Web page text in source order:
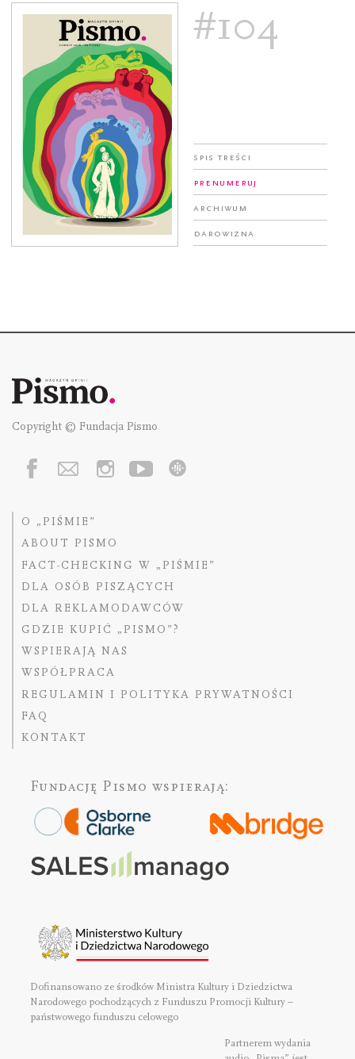
#104
Spis treści
Prenumeruj
Archiwum
Darowizna
Copyright © Fundacja Pismo
O „PIŚMIE”
ABOUT PISMO
FACT-CHECKING W „PIŚMIE”
DLA OSÓB PISZĄCYCH
DLA REKLAMODAWCÓW
GDZIE KUPIĆ „PISMO”?
WSPIERAJĄ NAS
WSPÓŁPRACA
REGULAMIN I POLITYKA PRYWATNOŚCI
FAQ
KONTAKT
Fundację Pismo wspierają:
Dofinansowano ze środków Ministra Kultury i Dziedzictwa
Narodowego pochodzących z Funduszu Promocji Kultury –
państwowego funduszu celowego
Partnerem wydania